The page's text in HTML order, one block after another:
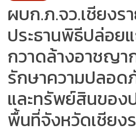
ผบก.ภ.จว.เชียงร
ประธานพิธีปล่อย
กวาดล้างอาชญา
รักษาความปลอด
และทรัพย์สินของ
พื้นที่จังหวัดเชียง